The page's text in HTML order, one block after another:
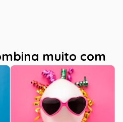
muito com